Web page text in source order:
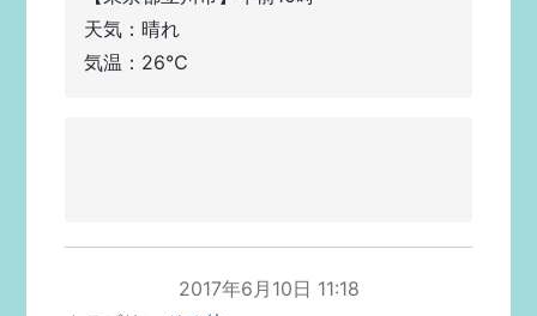
天気：晴れ
気温：26℃
2017年6月10日 11:18